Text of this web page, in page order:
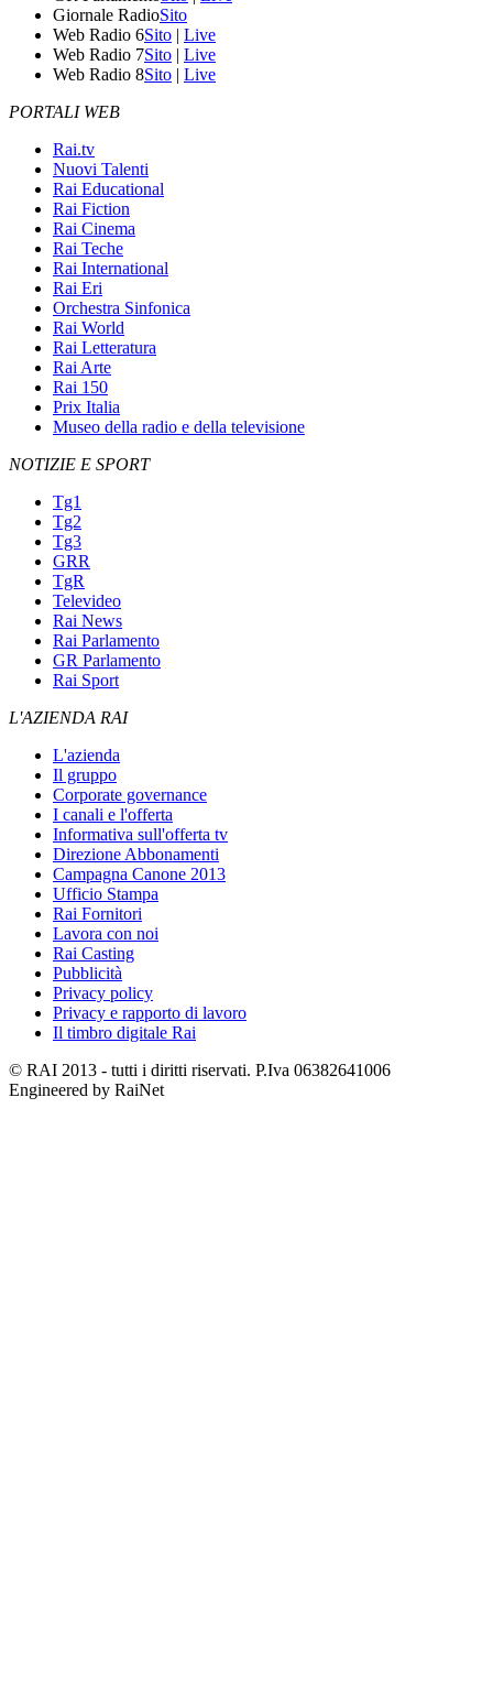
Giornale RadioSito
Web Radio 6Sito | Live
Web Radio 7Sito | Live
Web Radio 8Sito | Live
PORTALI WEB
Rai.tv
Nuovi Talenti
Rai Educational
Rai Fiction
Rai Cinema
Rai Teche
Rai International
Rai Eri
Orchestra Sinfonica
Rai World
Rai Letteratura
Rai Arte
Rai 150
Prix Italia
Museo della radio e della televisione
NOTIZIE E SPORT
Tg1
Tg2
Tg3
GRR
TgR
Televideo
Rai News
Rai Parlamento
GR Parlamento
Rai Sport
L'AZIENDA RAI
L'azienda
Il gruppo
Corporate governance
I canali e l'offerta
Informativa sull'offerta tv
Direzione Abbonamenti
Campagna Canone 2013
Ufficio Stampa
Rai Fornitori
Lavora con noi
Rai Casting
Pubblicità
Privacy policy
Privacy e rapporto di lavoro
Il timbro digitale Rai
© RAI 2013 - tutti i diritti riservati. P.Iva 06382641006
Engineered by RaiNet